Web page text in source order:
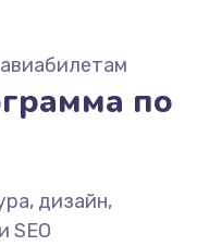
по
дизайн,
SEO